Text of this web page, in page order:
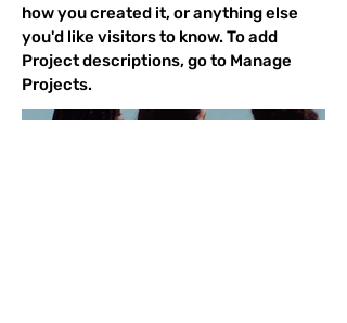
how you created it, or anything else
you'd like visitors to know. To add
Project descriptions, go to Manage
Projects.